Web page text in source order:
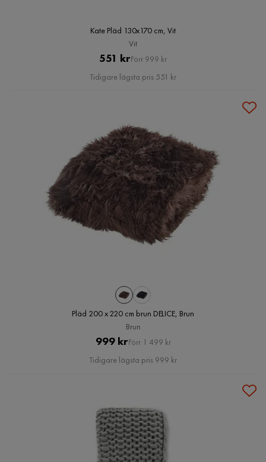
Kate Pläd 130x170 cm, Vit
Vit
Pris
551 krOriginal
Pris
Förr 999 kr
Tidigare lägsta pris 551 kr
Pläd 200 x 220 cm brun DELICE, Brun
Brun
Pris
999 kr Original
Pris
Förr 1 499 kr
Tidigare lägsta pris 999 kr